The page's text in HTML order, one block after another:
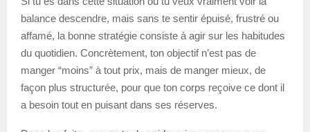
balance descendre, mais sans te sentir épuisé, frustré ou
affamé, la bonne stratégie consiste à agir sur les habitudes
du quotidien. Concrètement, ton objectif n’est pas de
manger “moins” à tout prix, mais de manger mieux, de
façon plus structurée, pour que ton corps reçoive ce dont il
a besoin tout en puisant dans ses réserves.